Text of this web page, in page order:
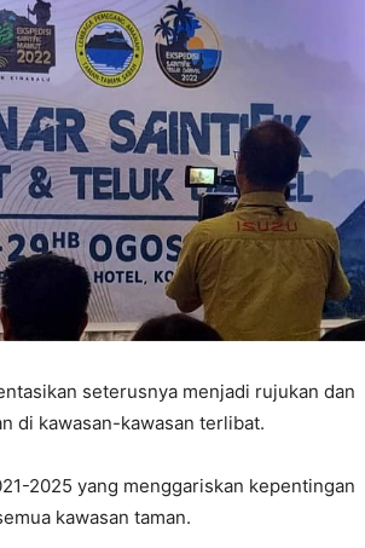
seterusnya menjadi rujukan dan
di kawasan-kawasan terlibat.
2025 yang menggariskan kepentingan
kawasan taman.